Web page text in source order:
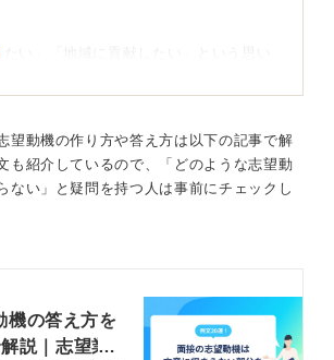
い」「地域に貢献したい」という思い
どのような働きかけをあなたや周囲の
てみてください。その仕事が消防士など
ればなお良いでしょう。
的な構成としてはPREP法を使うこと
ています。
望動機の作り方や答え方は以下の記事で解
も紹介しているので、「どのような志望動
ない」と疑問を持つ人は事前にチェックし
機の答え方を
説｜志望業